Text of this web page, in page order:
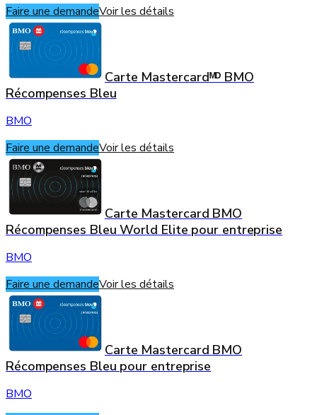
Faire une demandeVoir les détails
Carte Mastercardᴹᴰ BMO
Récompenses Bleu
BMO
Faire une demandeVoir les détails
Carte Mastercard BMO
Récompenses Bleu World Elite pour entreprise
BMO
Faire une demandeVoir les détails
Carte Mastercard BMO
Récompenses Bleu pour entreprise
BMO